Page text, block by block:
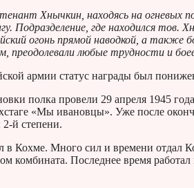
Хнычкин, находясь на огневых
Подразделение, где находился тов.
огонь прямой наводкой, а также
любые трудности и
армии статус награды был
полка провели 29 апреля 1945
«Мы ивановцы». Уже после
й степени.
в Кохме. Много сил и времени отдал
комбината. Последнее время